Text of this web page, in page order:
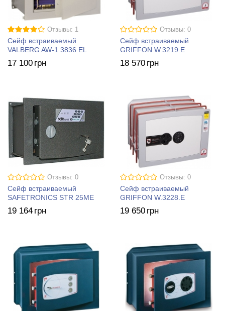
Отзывы: 1
Сейф встраиваемый
VALBERG AW-1 3836 EL
17 100 грн
Отзывы: 0
Сейф встраиваемый
GRIFFON W.3219.E
18 570 грн
Отзывы: 0
Сейф встраиваемый
SAFETRONICS STR 25ME
19 164 грн
Отзывы: 0
Сейф встраиваемый
GRIFFON W.3228.E
19 650 грн